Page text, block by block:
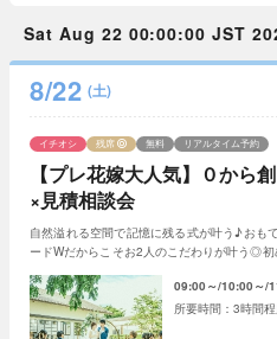
Sat Aug 22 00:00:00 JST
8/22 (土)
【プレ花嫁大人気】０から
×見積相談会
イチオシ 残席 無料 リアルタイム予約
自然溢れる空間で記憶に残る式が叶う♪おも
ードWだからこそお2人のこだわりが叶う◎
09:00～ 10:00～
3時間